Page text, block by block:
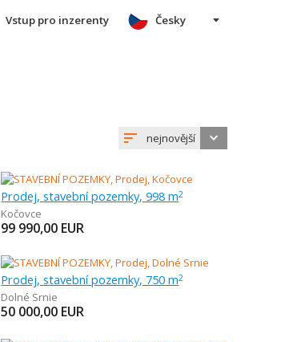
Vstup pro inzerenty Česky
nejnovější
Prodej, stavební pozemky, 998 m2
Kočovce
99 990,00 EUR
Prodej, stavební pozemky, 750 m2
Dolné Srnie
50 000,00 EUR